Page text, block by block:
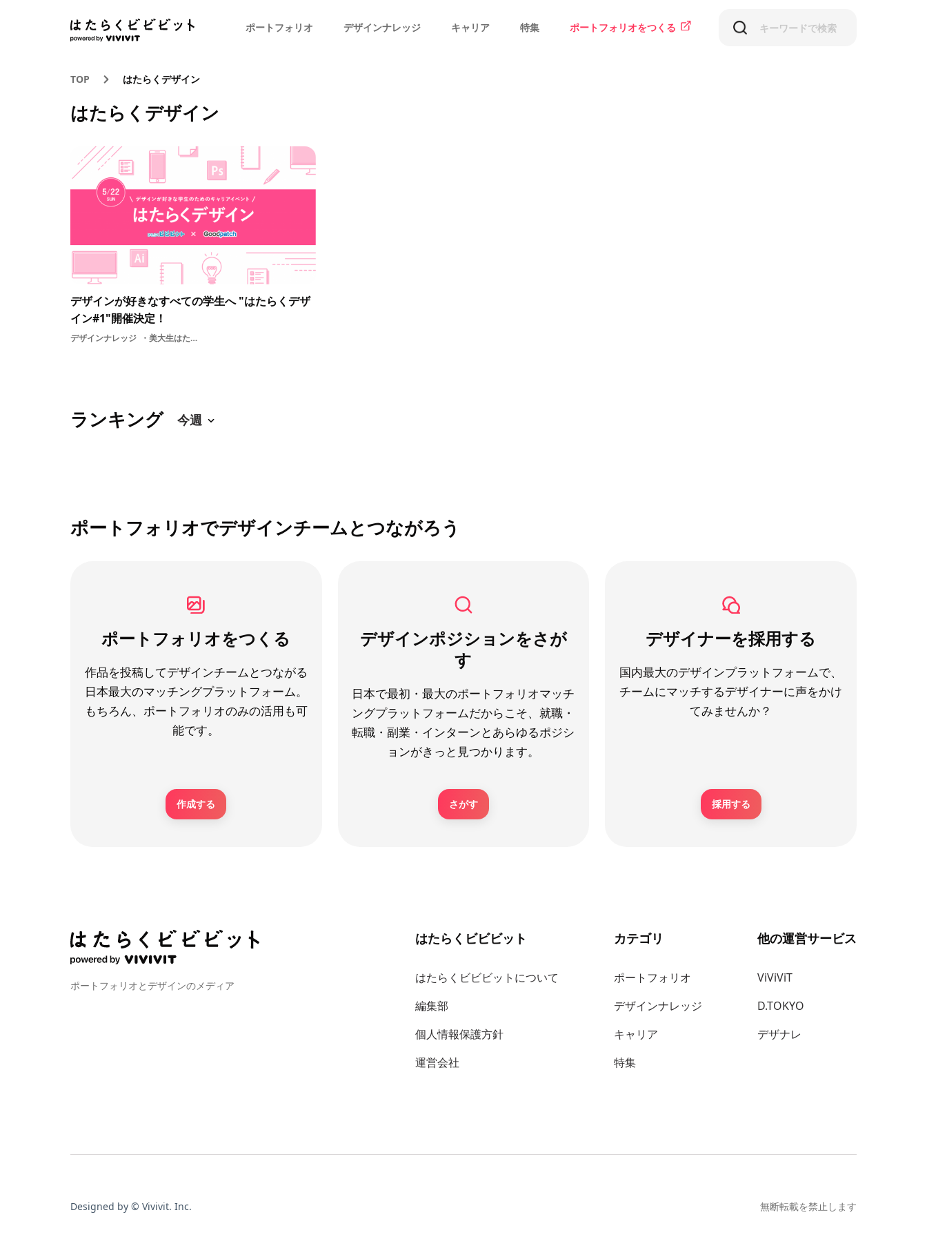
ポートフォリオ デザインナレッジ キャリア 特集 ポートフォリオをつくる
TOP はたらくデザイン
はたらくデザイン
デザインが好きなすべての学生へ "はたらくデザ
イン#1"開催決定！
デザインナレッジ 美大生はたらくデザインGoodpatchクリエイター支援美大
ランキング
ポートフォリオでデザインチームとつながろう
ポートフォリオをつくる
作品を投稿してデザインチームとつながる
日本最大のマッチングプラットフォーム。
もちろん、ポートフォリオのみの活用も可
能です。
作成する
デザインポジションをさが
す
日本で最初・最大のポートフォリオマッチ
ングプラットフォームだからこそ、就職・
転職・副業・インターンとあらゆるポジシ
ョンがきっと見つかります。
さがす
デザイナーを採用する
国内最大のデザインプラットフォームで、
チームにマッチするデザイナーに声をかけ
てみませんか？
採用する
ポートフォリオとデザインのメディア
はたらくビビビット
はたらくビビビットについて
編集部
個人情報保護方針
運営会社
カテゴリ
ポートフォリオ
デザインナレッジ
キャリア
特集
他の運営サービス
ViViViT
D.TOKYO
デザナレ
Designed by © Vivivit. Inc. 無断転載を禁止します